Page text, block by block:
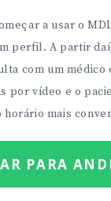
a usar o
perfil. A partir
com um médico
por vídeo e o
horário mais
PARA